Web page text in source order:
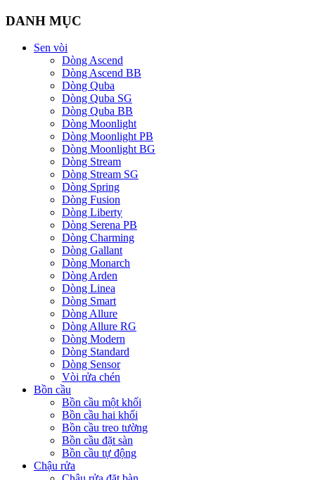
DANH MỤC
Sen vòi
Dòng Ascend
Dòng Ascend BB
Dòng Quba
Dòng Quba SG
Dòng Quba BB
Dòng Moonlight
Dòng Moonlight PB
Dòng Moonlight BG
Dòng Stream
Dòng Stream SG
Dòng Spring
Dòng Fusion
Dòng Liberty
Dòng Serena PB
Dòng Charming
Dòng Gallant
Dòng Monarch
Dòng Arden
Dòng Linea
Dòng Smart
Dòng Allure
Dòng Allure RG
Dòng Modern
Dòng Standard
Dòng Sensor
Vòi rửa chén
Bồn cầu
Bồn cầu một khối
Bồn cầu hai khối
Bồn cầu treo tường
Bồn cầu đặt sàn
Bồn cầu tự động
Chậu rửa